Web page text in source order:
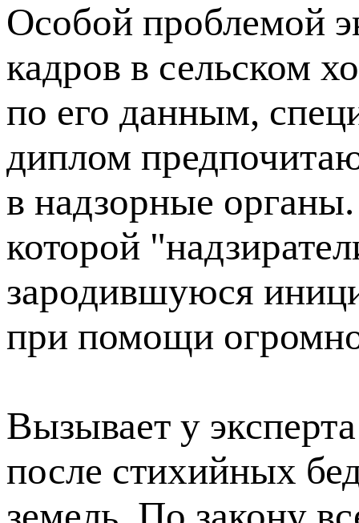
Особой проблемой
кадров в сельском
по его данным,
диплом
в надзорные
которой
зародившуюся
при помощи
Вызывает у
после стихийных